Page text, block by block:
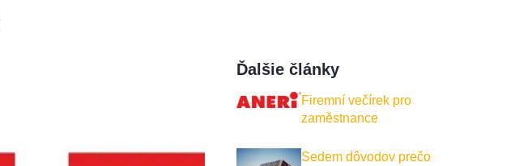
Ďalšie články
Firemní večírek pro
zaměstnance
Sedem dôvodov prečo